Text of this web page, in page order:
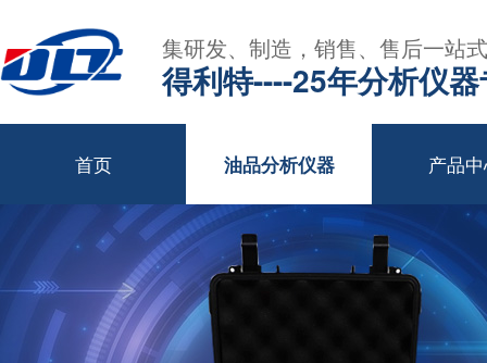
集研发、制造，销售、售后一站
得利特----25年分析仪
首页 油品分析仪器 产品